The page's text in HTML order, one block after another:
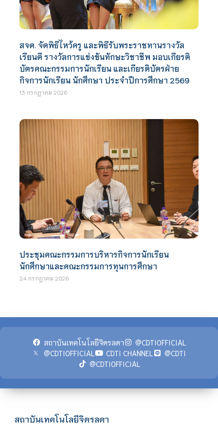
สจด. จัดพิธีไหว้ครู และพิธีรับพระราชทานรางวัล
เรียนดี รางวัลการแข่งขันทักษะวิชาชีพ มอบเกียรติ
บัตรคณะกรรมการนักเรียน และเกียรติบัตรฝ่าย
กิจการนักเรียน นักศึกษา ประจำปีการศึกษา 2569
13 กรกฎาคม 2026
ประชุมคณะกรรมการบริหารกิจการนักเรียน
นักศึกษาและคณะกรรมการทุนการศึกษา
24 กรกฎาคม 2026
สถาบันเทคโนโลยีจิตรลดา
@CDTIOFFICIAL
@CDTIOFFICIAL
CDTI CHANNEL
@CDTI
@CDTIOFFICIAL
สถาบันเทคโนโลยีจิตรลดา